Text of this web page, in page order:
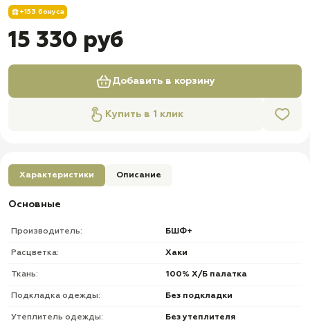
+153 бонуса
15 330 руб
Добавить в корзину
Купить в 1 клик
Характеристики Описание
Основные
Производитель: БШФ+
Расцветка: Хаки
Ткань: 100% Х/Б палатка
Подкладка одежды: Без подкладки
Утеплитель одежды: Без утеплителя